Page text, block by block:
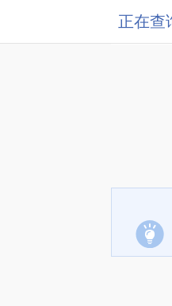
正在查